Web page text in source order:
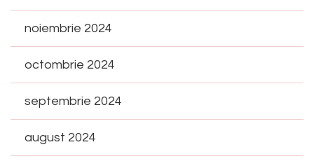
noiembrie 2024
octombrie 2024
septembrie 2024
august 2024